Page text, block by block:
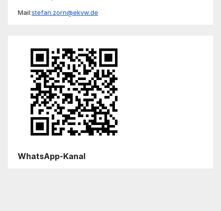
Mail:stefan.zorn@ekvw.de
WhatsApp-Kanal